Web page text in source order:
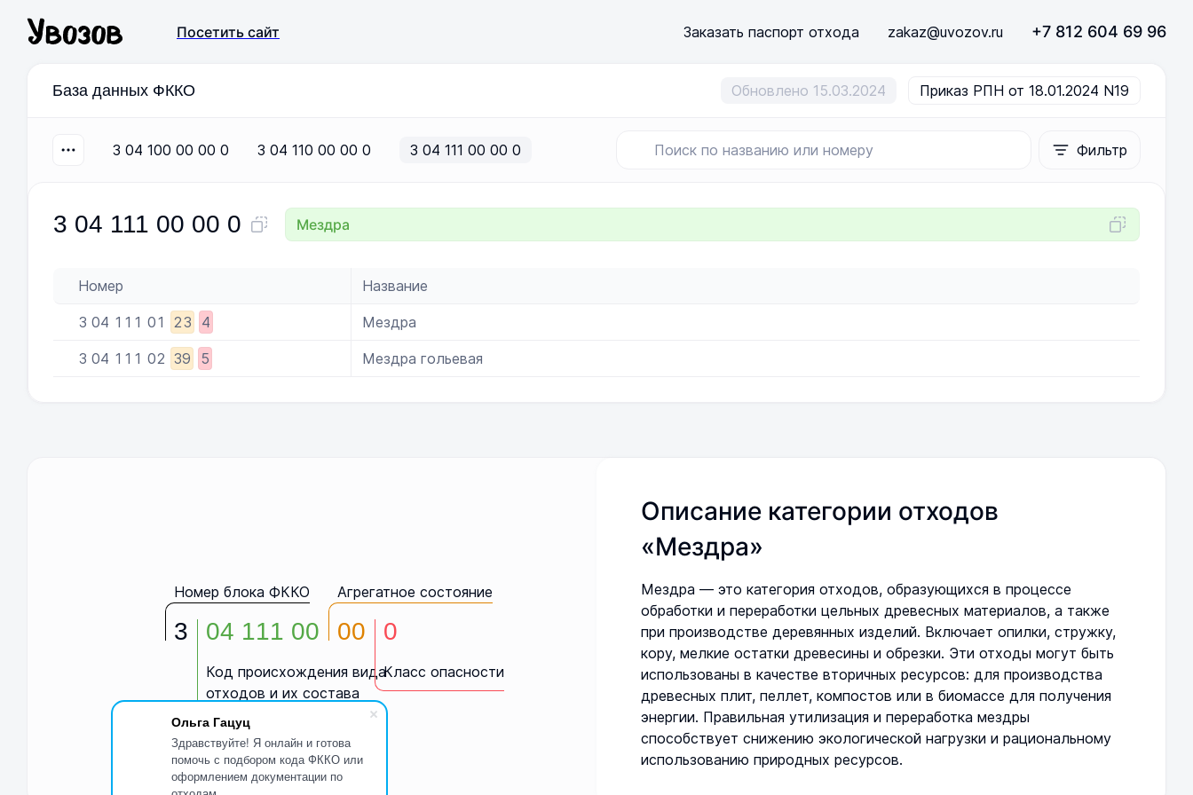
Ольга Гацуц
Здравствуйте! Я онлайн и готова
помочь с подбором кода ФККО или
оформлением документации по
Посетить сайт Заказать паспорт отхода zakaz@uvozov.ru +7 812 604 69 96
База данных ФККО Обновлено 15.03.2024 Приказ РПН от 18.01.2024 N19
3 04 100 00 00 0 3 04 110 00 00 0 3 04 111 00 00 0 Фильтр
3 04 111 00 00 0 Мездра
Номер Название
3 04 111 01 23 4 Мездра
3 04 111 02 39 5 Мездра гольевая
3
Номер блока ФККО
Код происхождения вида
отходов и их состава
04 111 00
Агрегатное состояние
00
Класс опасности
0
Описание категории отходов
«Мездра»
Мездра — это категория отходов, образующихся в процессе
обработки и переработки цельных древесных материалов, а также
при производстве деревянных изделий. Включает опилки, стружку,
кору, мелкие остатки древесины и обрезки. Эти отходы могут быть
использованы в качестве вторичных ресурсов: для производства
древесных плит, пеллет, компостов или в биомассе для получения
энергии. Правильная утилизация и переработка мездры
способствует снижению экологической нагрузки и рациональному
использованию природных ресурсов.